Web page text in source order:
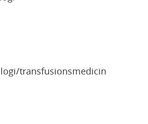
transfusionsmedicin